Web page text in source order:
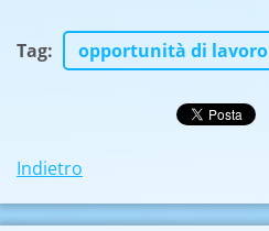
Tag: opportunità di lavoro
Indietro